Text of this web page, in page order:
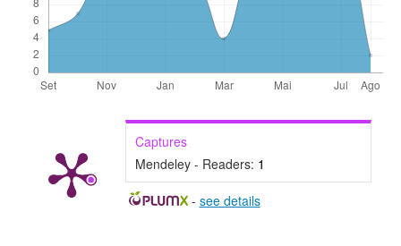
Captures
Mendeley - Readers: 1
- see details